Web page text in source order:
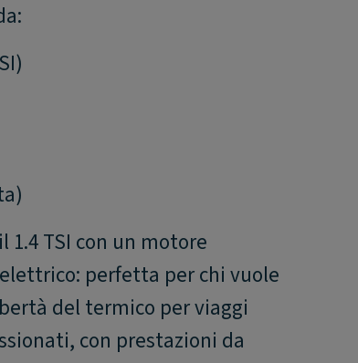
1.4 TSI con un motore
perfetta per chi vuole
del termico per viaggi
con prestazioni da